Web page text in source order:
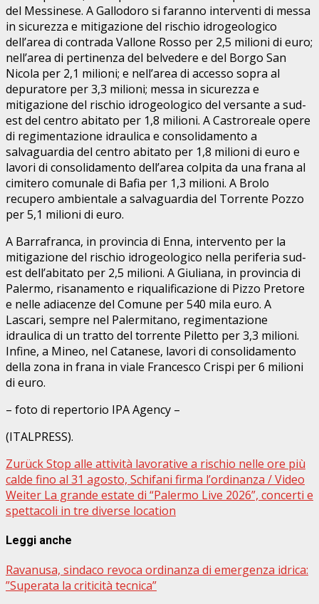
del Messinese. A Gallodoro si faranno interventi di messa
in sicurezza e mitigazione del rischio idrogeologico
dell’area di contrada Vallone Rosso per 2,5 milioni di euro;
nell’area di pertinenza del belvedere e del Borgo San
Nicola per 2,1 milioni; e nell’area di accesso sopra al
depuratore per 3,3 milioni; messa in sicurezza e
mitigazione del rischio idrogeologico del versante a sud-
est del centro abitato per 1,8 milioni. A Castroreale opere
di regimentazione idraulica e consolidamento a
salvaguardia del centro abitato per 1,8 milioni di euro e
lavori di consolidamento dell’area colpita da una frana al
cimitero comunale di Bafia per 1,3 milioni. A Brolo
recupero ambientale a salvaguardia del Torrente Pozzo
per 5,1 milioni di euro.
A Barrafranca, in provincia di Enna, intervento per la
mitigazione del rischio idrogeologico nella periferia sud-
est dell’abitato per 2,5 milioni. A Giuliana, in provincia di
Palermo, risanamento e riqualificazione di Pizzo Pretore
e nelle adiacenze del Comune per 540 mila euro. A
Lascari, sempre nel Palermitano, regimentazione
idraulica di un tratto del torrente Piletto per 3,3 milioni.
Infine, a Mineo, nel Catanese, lavori di consolidamento
della zona in frana in viale Francesco Crispi per 6 milioni
di euro.
– foto di repertorio IPA Agency –
(ITALPRESS).
Beitragsnavigation
ZurückStop alle attività lavorative a rischio nelle ore più
calde fino al 31 agosto, Schifani firma l’ordinanza / Video
Weiter La grande estate di “Palermo Live 2026”, concerti e
spettacoli in tre diverse location
Leggi anche
Ravanusa, sindaco revoca ordinanza di emergenza idrica:
”Superata la criticità tecnica”